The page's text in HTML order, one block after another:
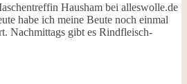
Hausham bei alleswolle.de
habe ich meine Beute noch einmal
Nachmittags gibt es Rindfleisch-